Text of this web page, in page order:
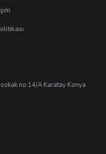
no:14/A Karatay Konya